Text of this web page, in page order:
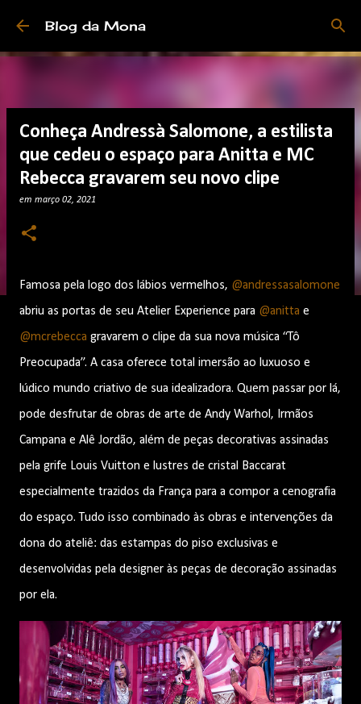
Pular para o conteúdo principal
Blog da Mona
Conheça Andressà Salomone, a estilista
que cedeu o espaço para Anitta e MC
Rebecca gravarem seu novo clipe
em março 02, 2021
Famosa pela logo dos lábios vermelhos, @andressasalomone
abriu as portas de seu Atelier Experience para @anitta e
@mcrebecca gravarem o clipe da sua nova música “Tô
Preocupada”. A casa oferece total imersão ao luxuoso e
lúdico mundo criativo de sua idealizadora. Quem passar por lá,
pode desfrutar de obras de arte de Andy Warhol, Irmãos
Campana e Alê Jordão, além de peças decorativas assinadas
pela grife Louis Vuitton e lustres de cristal Baccarat
especialmente trazidos da França para a compor a cenografia
do espaço. Tudo isso combinado às obras e intervenções da
dona do ateliê: das estampas do piso exclusivas e
desenvolvidas pela designer às peças de decoração assinadas
por ela.